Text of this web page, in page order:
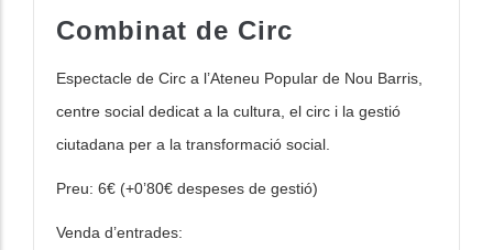
Combinat de Circ
Espectacle de Circ a l’Ateneu Popular de Nou Barris,
centre social dedicat a la cultura, el circ i la gestió
ciutadana per a la transformació social.
Preu: 6€ (+0’80€ despeses de gestió)
Venda d’entrades: